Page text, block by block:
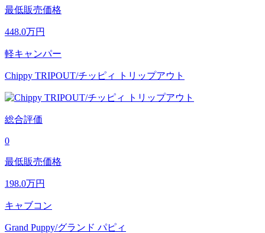
最低販売価格
448.0万円
軽キャンパー
Chippy TRIPOUT/チッピィ トリップアウト
総合評価
0
最低販売価格
198.0万円
キャブコン
Grand Puppy/グランド パピィ